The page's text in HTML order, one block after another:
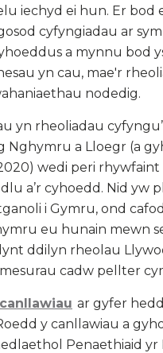
iechyd ei hun. Er bod
cyfyngiadau ar
a mynnu bod
yn cau, mae'r
nodedig.
yn rheoliadau
Nghymru a Lloegr (a
wedi peri rhywfaint
a’r cyhoedd. Nid yw
i Gymru, ond
eu hunain mewn
ddilyn rheolau
cadw pellter
canllawiau ar gyfer
y canllawiau a
Penaethiaid yr